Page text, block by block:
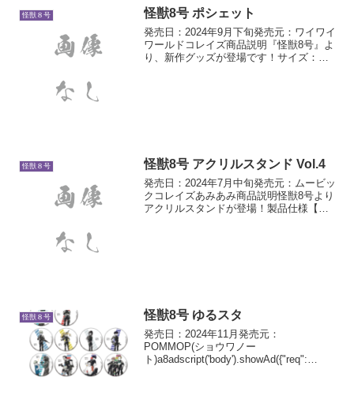
怪獣８号 怪獣8号 ポシェット
発売日：2024年9月下旬発売元：ワイワイ
ワールドコレイズ商品説明『怪獣8号』よ
り、新作グッズが登場です！サイズ：怪
怪獣８号 怪獣8号 アクリルスタンド Vol.4
発売日：2024年7月中旬発売元：ムービッ
クコレイズあみあみ商品説明怪獣8号より
アクリルスタンドが登場！製品仕様【サ
怪獣８号 怪獣8号 ゆるスタ
発売日：2024年11月発売元：
POMMOP(ショウワノー
ト)a8adscript('body').showAd({"req":